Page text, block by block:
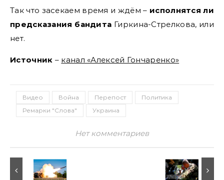
Так что засекаем время и ждём – исполнятся ли
предсказания бандита Гиркина-Стрелкова, или
нет.
Источник – канал «Алексей Гончаренко»
Видео Война Перепост
Политика
Ремарки "Слова"
Украина
Нет комментариев